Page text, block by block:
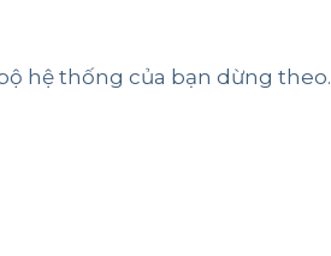
hệ thống của bạn dừng theo.